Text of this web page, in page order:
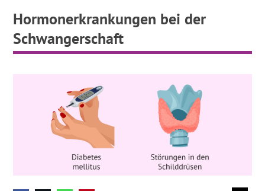
Hormonerkrankungen bei der
Schwangerschaft